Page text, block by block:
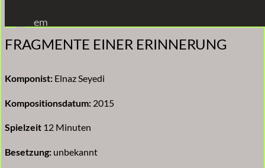
Inhalt
springen
em
FRAGMENTE EINER ERINNERUNG
Komponist: Elnaz Seyedi
Kompositionsdatum: 2015
Spielzeit 12 Minuten
Besetzung: unbekannt